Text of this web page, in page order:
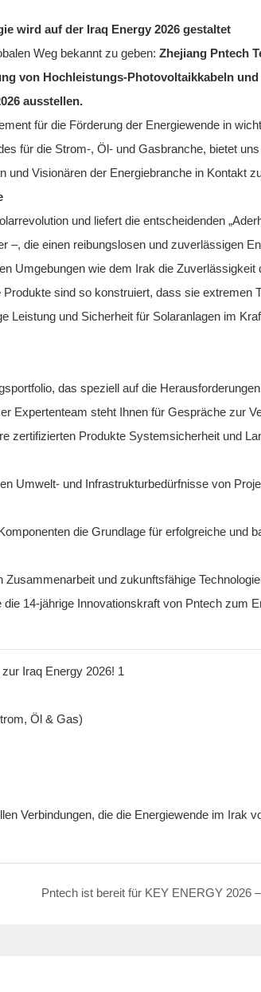
wird auf der Iraq Energy 2026 gestaltet
Weg bekannt zu geben: Zhejiang Pntech
von Hochleistungs-Photovoltaikkabeln
ausstellen.
für die Förderung der Energiewende in
für die Strom-, Öl- und Gasbranche, bietet
Visionären der Energiebranche in Kontakt
und liefert die entscheidenden
–, die einen reibungslosen und zuverlässigen
Umgebungen wie dem Irak die Zuverlässigkeit
sind so konstruiert, dass sie extremen
Leistung und Sicherheit für Solaranlagen im
das speziell auf die
Expertenteam steht Ihnen für Gespräche zur
zertifizierten Produkte Systemsicherheit und
Umwelt- und Infrastrukturbedürfnisse von
die Grundlage für erfolgreiche und
und zukunftsfähige
14-jährige Innovationskraft von Pntech zum
Öl & Gas)
Verbindungen, die die Energiewende im Irak